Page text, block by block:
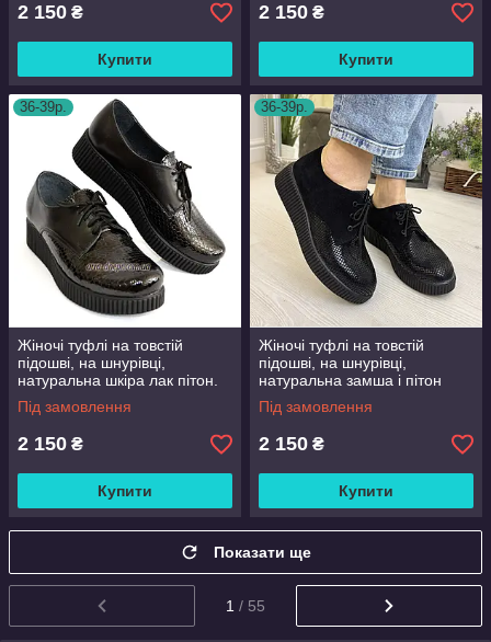
2 150 ₴
Купити
2 150 ₴
Купити
36-39р.
Жіночі туфлі на товстій
підошві, на шнурівці,
натуральна шкіра лак пітон.
Під замовлення
2 150 ₴
Купити
36-39р.
Жіночі туфлі на товстій
підошві, на шнурівці,
натуральна замша і пітон
Під замовлення
2 150 ₴
Купити
Показати ще
1 / 55